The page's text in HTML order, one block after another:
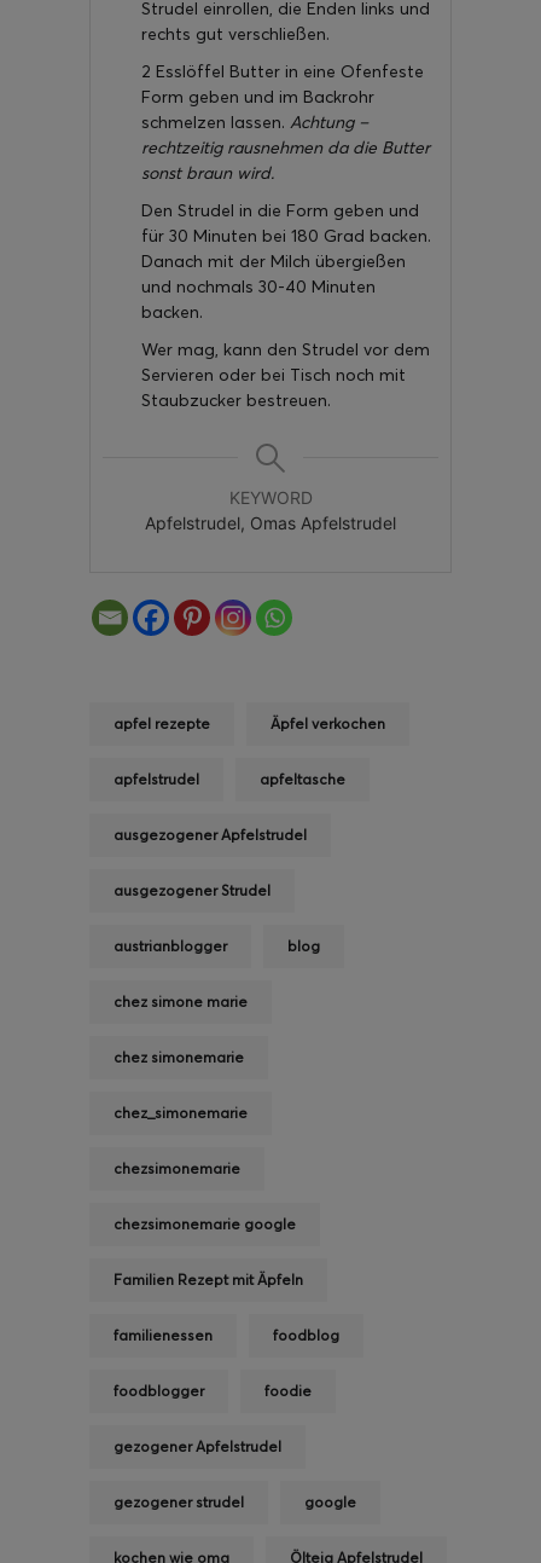
Strudel einrollen, die Enden links und
rechts gut verschließen.
2 Esslöffel Butter in eine Ofenfeste
Form geben und im Backrohr
schmelzen lassen. Achtung –
rechtzeitig rausnehmen da die Butter
sonst braun wird.
Den Strudel in die Form geben und
für 30 Minuten bei 180 Grad backen.
Danach mit der Milch übergießen
und nochmals 30-40 Minuten
backen.
Wer mag, kann den Strudel vor dem
Servieren oder bei Tisch noch mit
Staubzucker bestreuen.
KEYWORD
Apfelstrudel, Omas Apfelstrudel
apfel rezepte Äpfel verkochen
apfelstrudel apfeltasche
ausgezogener Apfelstrudel
ausgezogener Strudel
austrianblogger blog
chez simone marie
chez simonemarie
chez_simonemarie
chezsimonemarie
chezsimonemarie google
Familien Rezept mit Äpfeln
familienessen foodblog
foodblogger foodie
gezogener Apfelstrudel
gezogener strudel google
kochen wie oma Ölteig Apfelstrudel